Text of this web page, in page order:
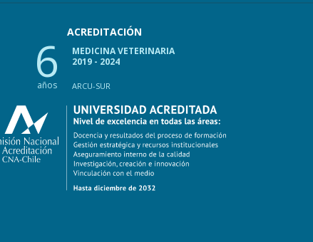
ACREDITACIÓN
6
años
MEDICINA VETERINARIA
2019 - 2024
ARCU-SUR